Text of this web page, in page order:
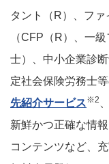
タント（R）、ファ
（CFP（R）、一
士）、中小企業診
定社会保険労務士
先紹介サービス※2
新鮮かつ正確な情
コンテンツなど、